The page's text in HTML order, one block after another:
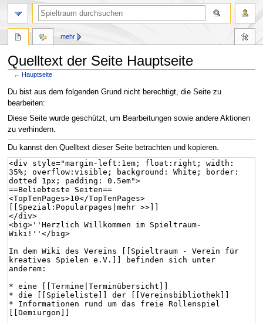
Quelltext der Seite Hauptseite
← Hauptseite
Zur
Navigation
springen
Zur
Suche
springen
Du bist aus dem folgenden Grund nicht berechtigt, die Seite zu
bearbeiten:
Diese Seite wurde geschützt, um Bearbeitungen sowie andere Aktionen
zu verhindern.
Du kannst den Quelltext dieser Seite betrachten und kopieren.
mehr